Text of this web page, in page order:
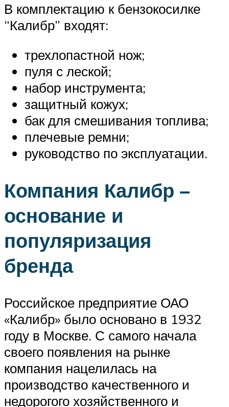
В комплектацию к бензокосилке
“Калибр” входят:
трехлопастной нож;
пуля с леской;
набор инструмента;
защитный кожух;
бак для смешивания топлива;
плечевые ремни;
руководство по эксплуатации.
Компания Калибр –
основание и
популяризация
бренда
Российское предприятие ОАО
«Калибр» было основано в 1932
году в Москве. С самого начала
своего появления на рынке
компания нацелилась на
производство качественного и
недорогого хозяйственного и